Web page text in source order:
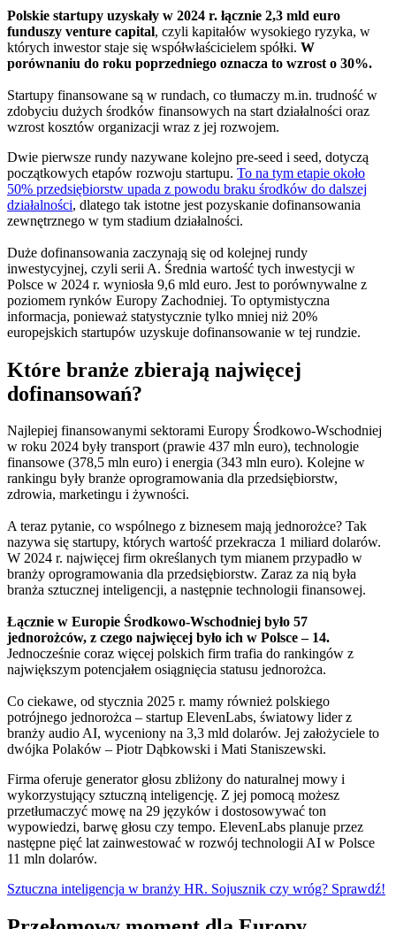
Polskie startupy uzyskały w 2024 r. łącznie 2,3 mld euro
funduszy venture capital, czyli kapitałów wysokiego ryzyka, w
których inwestor staje się współwłaścicielem spółki. W
porównaniu do roku poprzedniego oznacza to wzrost o 30%.
Startupy finansowane są w rundach, co tłumaczy m.in. trudność w
zdobyciu dużych środków finansowych na start działalności oraz
wzrost kosztów organizacji wraz z jej rozwojem.
Dwie pierwsze rundy nazywane kolejno pre-seed i seed, dotyczą
początkowych etapów rozwoju startupu. To na tym etapie około
50% przedsiębiorstw upada z powodu braku środków do dalszej
działalności, dlatego tak istotne jest pozyskanie dofinansowania
zewnętrznego w tym stadium działalności.
Duże dofinansowania zaczynają się od kolejnej rundy
inwestycyjnej, czyli serii A. Średnia wartość tych inwestycji w
Polsce w 2024 r. wyniosła 9,6 mld euro. Jest to porównywalne z
poziomem rynków Europy Zachodniej. To optymistyczna
informacja, ponieważ statystycznie tylko mniej niż 20%
europejskich startupów uzyskuje dofinansowanie w tej rundzie.
Które branże zbierają najwięcej
dofinansowań?
Najlepiej finansowanymi sektorami Europy Środkowo-Wschodniej
w roku 2024 były transport (prawie 437 mln euro), technologie
finansowe (378,5 mln euro) i energia (343 mln euro). Kolejne w
rankingu były branże oprogramowania dla przedsiębiorstw,
zdrowia, marketingu i żywności.
A teraz pytanie, co wspólnego z biznesem mają jednorożce? Tak
nazywa się startupy, których wartość przekracza 1 miliard dolarów.
W 2024 r. najwięcej firm określanych tym mianem przypadło w
branży oprogramowania dla przedsiębiorstw. Zaraz za nią była
branża sztucznej inteligencji, a następnie technologii finansowej.
Łącznie w Europie Środkowo-Wschodniej było 57
jednorożców, z czego najwięcej było ich w Polsce – 14.
Jednocześnie coraz więcej polskich firm trafia do rankingów z
największym potencjałem osiągnięcia statusu jednorożca.
Co ciekawe, od stycznia 2025 r. mamy również polskiego
potrójnego jednorożca – startup ElevenLabs, światowy lider z
branży audio AI, wyceniony na 3,3 mld dolarów. Jej założyciele to
dwójka Polaków – Piotr Dąbkowski i Mati Staniszewski.
Firma oferuje generator głosu zbliżony do naturalnej mowy i
wykorzystujący sztuczną inteligencję. Z jej pomocą możesz
przetłumaczyć mowę na 29 języków i dostosowywać ton
wypowiedzi, barwę głosu czy tempo. ElevenLabs planuje przez
następne pięć lat zainwestować w rozwój technologii AI w Polsce
11 mln dolarów.
Sztuczna inteligencja w branży HR. Sojusznik czy wróg? Sprawdź!